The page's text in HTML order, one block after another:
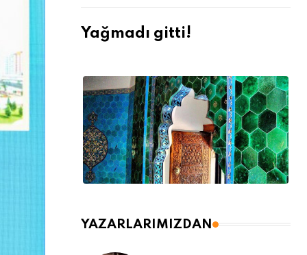
Yağmadı gitti!
YAZARLARIMIZDAN